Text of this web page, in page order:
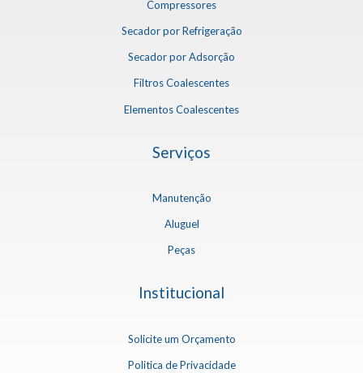
Compressores
Secador por Refrigeração
Secador por Adsorção
Filtros Coalescentes
Elementos Coalescentes
Serviços
Manutenção
Aluguel
Peças
Institucional
Solicite um Orçamento
Politica de Privacidade